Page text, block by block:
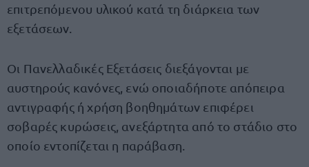
επιτρεπόμενου υλικού κατά τη διάρκεια των
εξετάσεων.
Οι Πανελλαδικές Εξετάσεις διεξάγονται με
αυστηρούς κανόνες, ενώ οποιαδήποτε απόπειρα
αντιγραφής ή χρήση βοηθημάτων επιφέρει
σοβαρές κυρώσεις, ανεξάρτητα από το στάδιο στο
οποίο εντοπίζεται η παράβαση.